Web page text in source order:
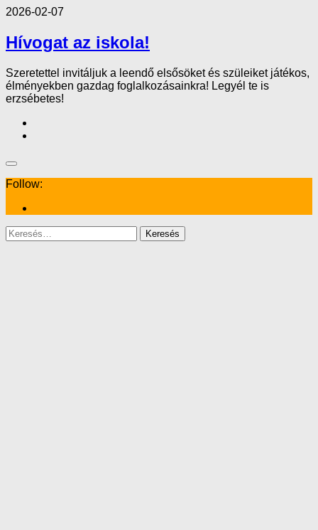
2026-02-07
Hívogat az iskola!
Szeretettel invitáljuk a leendő elsősöket és szüleiket játékos,
élményekben gazdag foglalkozásainkra! Legyél te is
erzsébetes!
Follow:
Keresés: